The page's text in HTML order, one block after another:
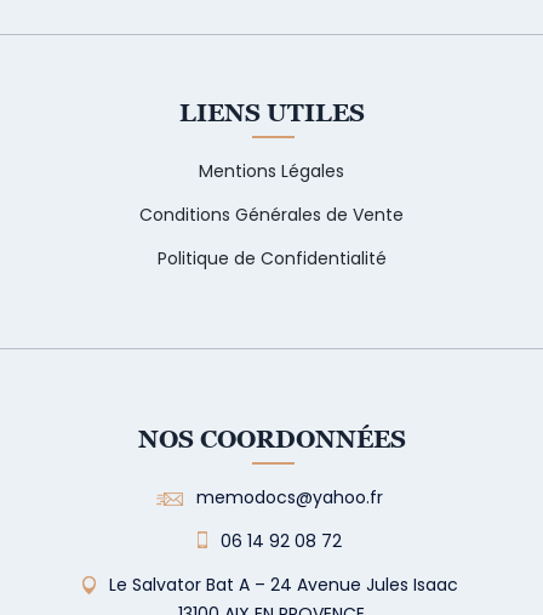
LIENS UTILES
Mentions Légales
Conditions Générales de Vente
Politique de Confidentialité
NOS COORDONNÉES
memodocs@yahoo.fr
06 14 92 08 72
Le Salvator Bat A – 24 Avenue Jules Isaac